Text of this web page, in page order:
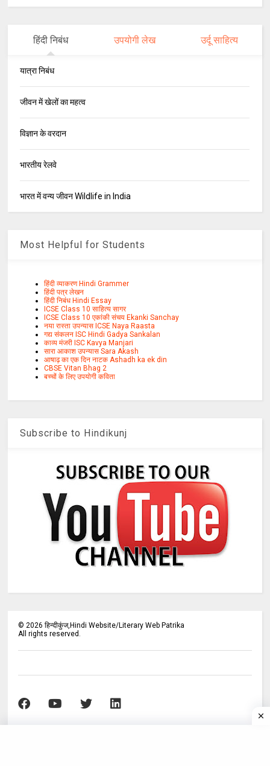
हिंदी निबंध उपयोगी लेख उर्दू साहित्य
यात्रा निबंध
जीवन में खेलों का महत्व
विज्ञान के वरदान
भारतीय रेलवे
भारत में वन्य जीवन Wildlife in India
Most Helpful for Students
हिंदी व्याकरण Hindi Grammer
हिंदी पत्र लेखन
हिंदी निबंध Hindi Essay
ICSE Class 10 साहित्य सागर
ICSE Class 10 एकांकी संचय Ekanki Sanchay
नया रास्ता उपन्यास ICSE Naya Raasta
गद्य संकलन ISC Hindi Gadya Sankalan
काव्य मंजरी ISC Kavya Manjari
सारा आकाश उपन्यास Sara Akash
आषाढ़ का एक दिन नाटक Ashadh ka ek din
CBSE Vitan Bhag 2
बच्चों के लिए उपयोगी कविता
Subscribe to Hindikunj
©2026 हिन्दीकुंज,Hindi Website/Literary Web Patrika
All rights reserved.